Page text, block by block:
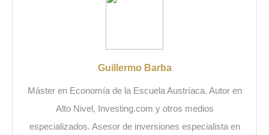
Guillermo Barba
Máster en Economía de la Escuela Austríaca. Autor en
Alto Nivel, Investing.com y otros medios
especializados. Asesor de inversiones especialista en